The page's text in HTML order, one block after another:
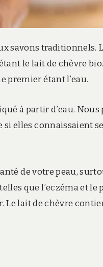
savons traditionnels.
le lait de chèvre
premier étant l’eau.
à partir d’eau. Nous
si elles connaissaient
de votre peau,
que l’eczéma et le
Le lait de chèvre